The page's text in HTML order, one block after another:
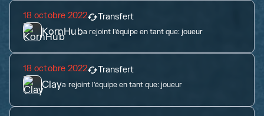
18 octobre 2022 Transfert
KornHuba rejoint l'équipe en tant que:joueur
18 octobre 2022 Transfert
Claya rejoint l'équipe en tant que:joueur